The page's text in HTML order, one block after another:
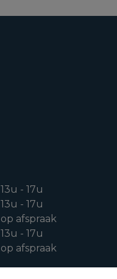
13u - 17u
13u - 17u
op afspraak
13u - 17u
op afspraak